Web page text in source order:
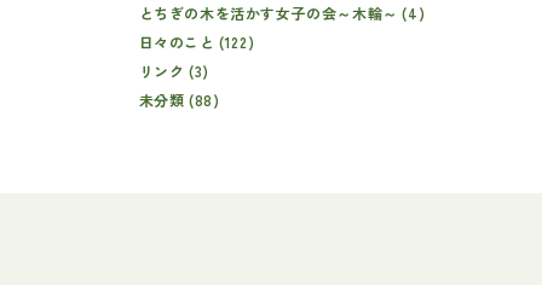
とちぎの木を活かす女子の会～木輪～ (4)
日々のこと (122)
リンク (3)
未分類 (88)